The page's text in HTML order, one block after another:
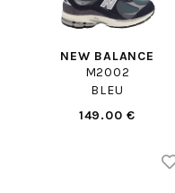
NEW BALANCE
M2002
BLEU
149.00 €